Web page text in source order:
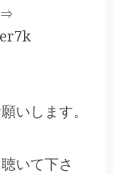
⇒
いします。
いて下さ